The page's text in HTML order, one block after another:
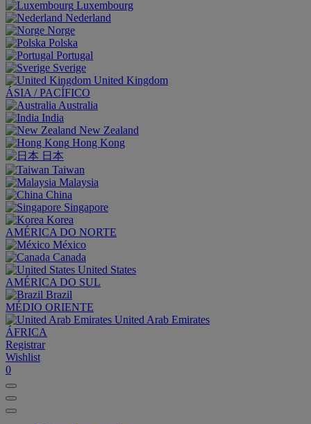
Luxembourg
Nederland
Norge
Polska
Portugal
Sverige
United Kingdom
ÁSIA / PACÍFICO
Australia
India
New Zealand
Hong Kong
日本
Taiwan
Malaysia
China
Singapore
Korea
AMÉRICA DO NORTE
México
Canada
United States
AMÉRICA DO SUL
Brazil
MÉDIO ORIENTE
United Arab Emirates
ÁFRICA
Registrar
Wishlist
0